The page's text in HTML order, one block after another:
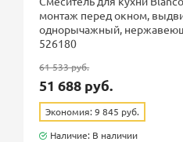
монтаж перед окном,
однорычажный,
526180
61 533 руб.
51 688 руб.
Экономия: 9 845 руб.
Наличие: В наличии